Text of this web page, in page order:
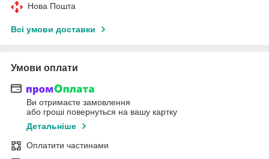
Нова Пошта
Всі умови доставки
Умови оплати
Ви отримаєте замовлення
або гроші повернуться на вашу картку
Детальніше
Оплатити частинами